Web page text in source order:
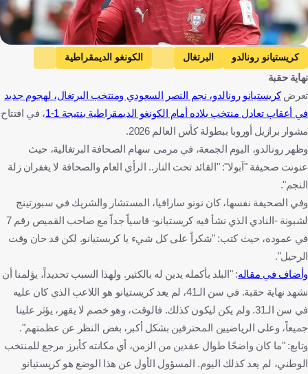
Getty Images
كريستيانو رونالدو البرتغال
الكونغو الديمقراطية
كأس العالم
نهاية حقبة
تعرضكريستيانو رونالدو، نجم النصر السعودي ومنتخب البرتغال، لهجوم جديد
في أعقاب تعادل منتخب بلاده أمام الكونغو الديمقراطية بنتيجة 1-1
، في افتتاح
مشوار برازيل أوروبا ببطولة كأس العالم 2026.
وظهر رونالدو، اليوم الجمعة، في مرمى سهام الصحافة البرتغالية، حيث
عنونت صحيفة "آبولا": "القائد تحت النار.. الرأي العام والصحافة لا يغفران زلة
النجم".
وفي الصحيفة نفسها، كان نونو سارافيا، المستشار والشريك في سبورتينج
لشبونة -النادي الذي نشأ فيه كريستيانو- قاسياً جداً مع صاحب القميص رقم 7
في عموده، حيث كتب: "شكراً على كل شيء يا كريستيانو. لكن قد حان وقت
الرحيل".
وأضاف في مقاله: "البلد بأكمله يدين له بالكثير. ولهذا السبب تحديداً، يؤلمنا أن
نشهد نهاية حقبة. في سن الـ41، لم يعد كريستيانو هو اللاعب الذي كان عليه
في سن الـ31. ولم يكن ليكون كذلك. فالوقت، وهو خصم لا يقهر، يؤثر علينا
جميعاً، وعلى الرياضيين المحترفين بشكل أكبر، بغض النظر عن عظمتهم".
وتابع: "ما كان واضحًا طوال عقدين من الزمن، أي مكانته كأبرز مرجع للمنتخب
الوطني، لم يعد كذلك اليوم. المسؤول الأول عن هذا الوضع هو كريستيانو